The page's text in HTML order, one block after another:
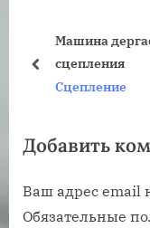
щ
з
п
и
щ
з
п
и
Машина
сцепления
Сцепление
пред
Добавить
Ваш адрес email
Обязательные